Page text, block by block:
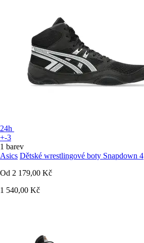
24h
+-3
1 barev
Asics Dětské wrestlingové boty Snapdown 4
Od 2 179,00 Kč
1 540,00 Kč